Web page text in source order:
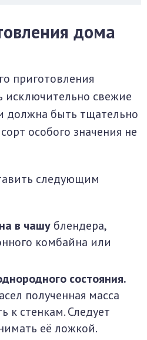
дома
приготовления
исключительно свежие
должна быть тщательно
особого значения не
следующим
в чашу блендера,
комбайна или
состояния.
полученная масса
к стенкам. Следует
её ложкой.